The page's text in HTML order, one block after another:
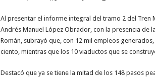
Al presentar el informe integral del tramo 2 del Tren
Andrés Manuel López Obrador, con la presencia de
Román, subrayó que, con 12 mil empleos
ciento, mientras que los 10 viaductos que se
Destacó que ya se tiene la mitad de los 148 pasos